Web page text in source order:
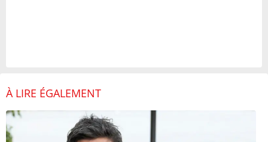
À LIRE ÉGALEMENT